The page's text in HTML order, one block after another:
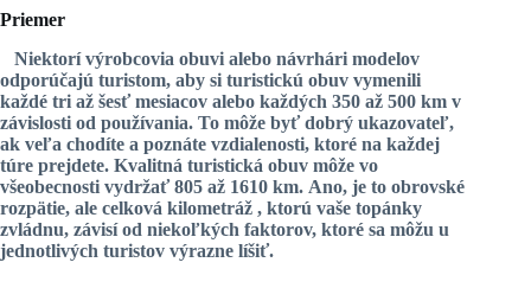
Priemer
Niektorí výrobcovia obuvi alebo návrhári modelov
odporúčajú turistom, aby si turistickú obuv vymenili
každé tri až šesť mesiacov alebo každých 350 až 500 km v
závislosti od používania. To môže byť dobrý ukazovateľ,
ak veľa chodíte a poznáte vzdialenosti, ktoré na každej
túre prejdete. Kvalitná turistická obuv môže vo
všeobecnosti vydržať 805 až 1610 km. Ano, je to obrovské
rozpätie, ale celková kilometráž , ktorú vaše topánky
zvládnu, závisí od niekoľkých faktorov, ktoré sa môžu u
jednotlivých turistov výrazne líšiť.